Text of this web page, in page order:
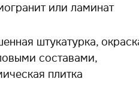
или ламинат
штукатурка,
составами,
плитка